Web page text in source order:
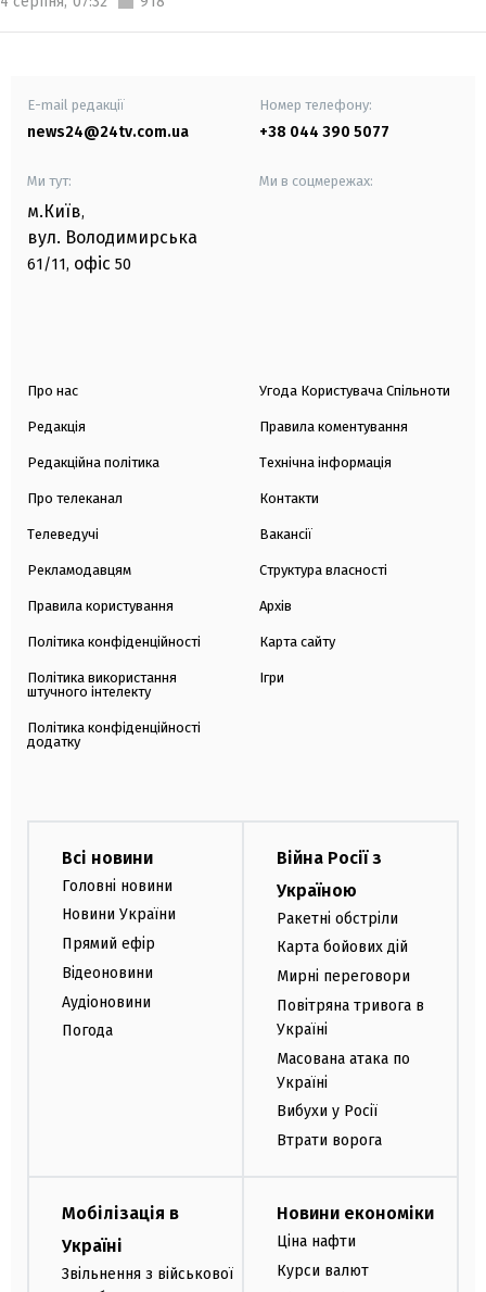
E-mail редакції
news24@24tv.com.ua
Номер телефону:
+38 044 390 5077
Ми тут:
м.Київ,
вул. Володимирська
61/11, офіс 50
Ми в соцмережах:
Про нас
Редакція
Редакційна політика
Про телеканал
Телеведучі
Рекламодавцям
Правила користування
Політика конфіденційності
Політика використання
штучного інтелекту
Політика конфіденційності
додатку
Угода Користувача Спільноти
Правила коментування
Технічна інформація
Контакти
Вакансії
Структура власності
Архів
Карта сайту
Ігри
Всі новини
Головні новини
Новини України
Прямий ефір
Відеоновини
Аудіоновини
Погода
Війна Росії з
Україною
Ракетні обстріли
Карта бойових дій
Мирні переговори
Повітряна тривога в
Україні
Масована атака по
Україні
Вибухи у Росії
Втрати ворога
Мобілізація в
Україні
Звільнення з військової
Новини економіки
Ціна нафти
Курси валют